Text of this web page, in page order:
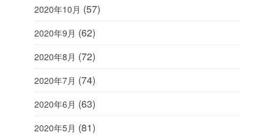
2020年10月 (57)
2020年9月 (62)
2020年8月 (72)
2020年7月 (74)
2020年6月 (63)
2020年5月 (81)